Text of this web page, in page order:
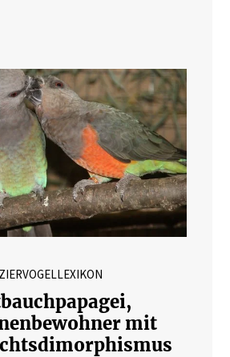
ZIERVOGELLEXIKON
mit